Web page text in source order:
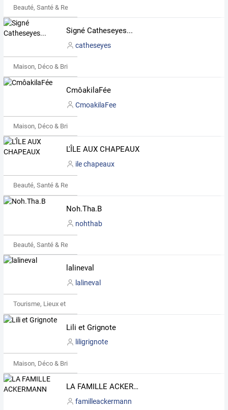
Beauté, Santé & Remise en forme
Signé Catheseyes...
catheseyes
Maison, Déco & Bricolage
CmôakilaFée
CmoakilaFee
Maison, Déco & Bricolage
L'ÎLE AUX CHAPEAUX
ile chapeaux
Beauté, Santé & Remise en forme
Noh.Tha.B
nohthab
Beauté, Santé & Remise en forme
lalineval
lalineval
Tourisme, Lieux et Événements
Lili et Grignote
liligrignote
Maison, Déco & Bricolage
LA FAMILLE ACKERMANN
familleackermann